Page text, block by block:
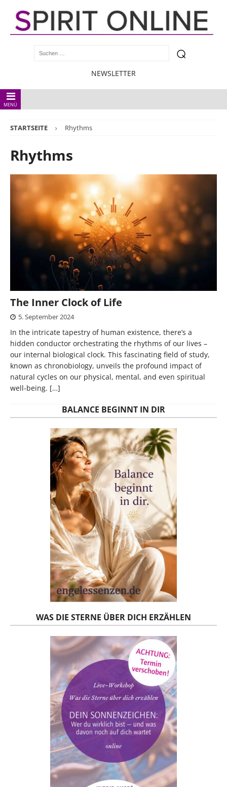
NEWSLETTER
MENÜ
STARTSEITE Rhythms
Rhythms
The Inner Clock of Life
5. September 2024
In the intricate tapestry of human existence, there’s a
hidden conductor orchestrating the rhythms of our lives –
our internal biological clock. This fascinating field of study,
known as chronobiology, unveils the profound impact of
natural cycles on our physical, mental, and even spiritual
well-being. […]
BALANCE BEGINNT IN DIR
WAS DIE STERNE ÜBER DICH ERZÄHLEN